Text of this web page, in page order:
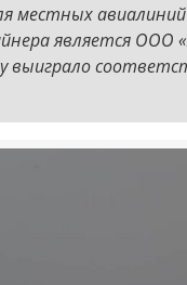
местных
является ООО
выиграло